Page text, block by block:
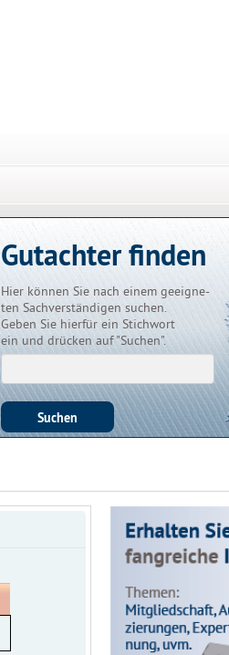
Gutachter finden
Hier können Sie nach einem geeigne-
ten Sachverständigen suchen.
Geben Sie hierfür ein Stichwort
ein und drücken auf "Suchen".